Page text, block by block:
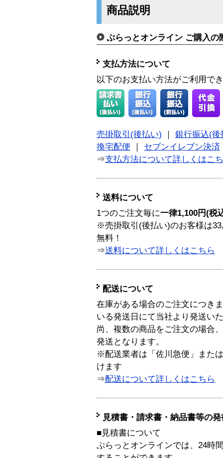
商品説明
ぷらっとオンライン ご購入の
支払方法について
以下のお支払い方法がご利用で
売掛取引(後払い)
銀行振込(後
換宅配便
セブンイレブン決済
⇒支払方法について詳しくはこ
送料について
1つのご注文毎に一律1,100円(税
※売掛取引(後払い)のお客様は
無料！
⇒送料について詳しくはこちら
配送について
在庫がある場合のご注文につき
いる発送日にて当社より発送い
尚、複数の商品をご注文の場合
発送となります。
※配送業者は「佐川急便」また
けます
⇒配送について詳しくはこちら
見積書・請求書・納品書等の
■見積書について
ぷらっとオンラインでは、24時